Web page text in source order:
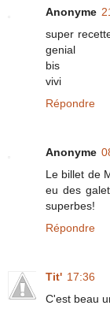
Anonyme
super
genial
bis
vivi
Répondre
Anonyme
Le billet de
eu des
superbes!
Répondre
Tit' 17:36
C'est beau